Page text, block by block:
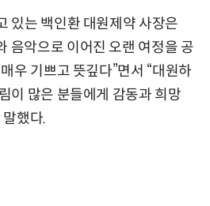
있는 백인환 대원제약 사장은
음악으로 이어진 오랜 여정을 공
우 기쁘고 뜻깊다”면서 “대원하
이 많은 분들에게 감동과 희망
했다.